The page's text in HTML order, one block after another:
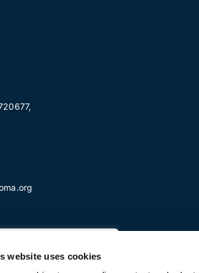
website uses cookies
la tua esperienza di
,